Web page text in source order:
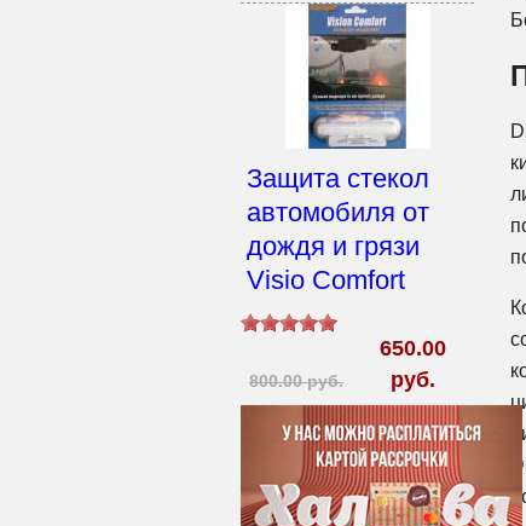
Защита стекол
автомобиля от
дождя и грязи
Visio Comfort
800.00 руб.
650.00
руб.